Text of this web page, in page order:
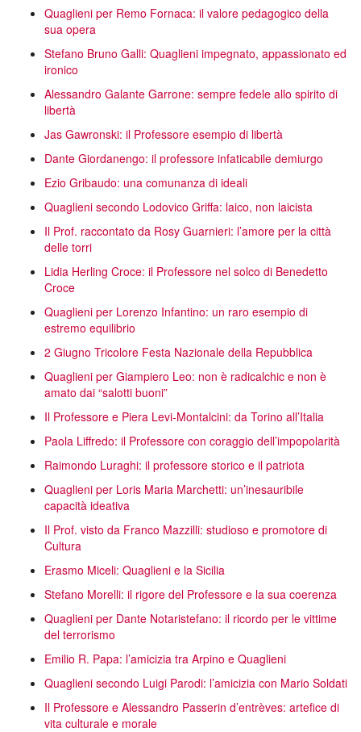
Quaglieni per Remo Fornaca: il valore pedagogico della
sua opera
Stefano Bruno Galli: Quaglieni impegnato, appassionato ed
ironico
Alessandro Galante Garrone: sempre fedele allo spirito di
libertà
Jas Gawronski: il Professore esempio di libertà
Dante Giordanengo: il professore infaticabile demiurgo
Ezio Gribaudo: una comunanza di ideali
Quaglieni secondo Lodovico Griffa: laico, non laicista
Il Prof. raccontato da Rosy Guarnieri: l’amore per la città
delle torri
Lidia Herling Croce: il Professore nel solco di Benedetto
Croce
Quaglieni per Lorenzo Infantino: un raro esempio di
estremo equilibrio
2 Giugno Tricolore Festa Nazionale della Repubblica
Quaglieni per Giampiero Leo: non è radicalchic e non è
amato dai “salotti buoni”
Il Professore e Piera Levi-Montalcini: da Torino all’Italia
Paola Liffredo: il Professore con coraggio dell’impopolarità
Raimondo Luraghi: il professore storico e il patriota
Quaglieni per Loris Maria Marchetti: un’inesauribile
capacità ideativa
Il Prof. visto da Franco Mazzilli: studioso e promotore di
Cultura
Erasmo Miceli: Quaglieni e la Sicilia
Stefano Morelli: il rigore del Professore e la sua coerenza
Quaglieni per Dante Notaristefano: il ricordo per le vittime
del terrorismo
Emilio R. Papa: l’amicizia tra Arpino e Quaglieni
Quaglieni secondo Luigi Parodi: l’amicizia con Mario Soldati
Il Professore e Alessandro Passerin d’entrèves: artefice di
vita culturale e morale